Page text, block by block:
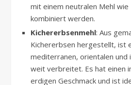
mit einem neutralen Mehl wie
kombiniert werden.
Kichererbsenmehl: Aus
Kichererbsen hergestellt, ist
mediterranen, orientalen und
weit verbreitet. Es hat einen
erdigen Geschmack und ist